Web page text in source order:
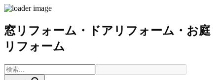
窓リフォーム・ドアリフォーム・お庭
リフォーム